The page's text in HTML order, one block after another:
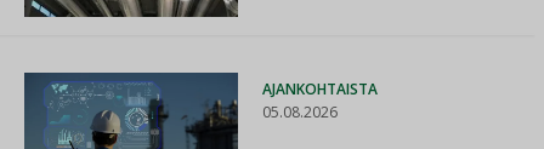
AJANKOHTAISTA
05.08.2026